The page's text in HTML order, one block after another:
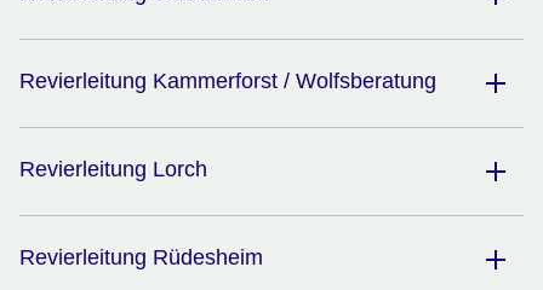
Revierleitung Kammerforst / Wolfsberatung
Revierleitung Lorch
Revierleitung Rüdesheim